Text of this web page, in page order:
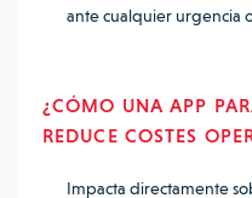
ante cualquier urgencia
¿CÓMO UNA APP
REDUCE COSTES
Impacta directamente